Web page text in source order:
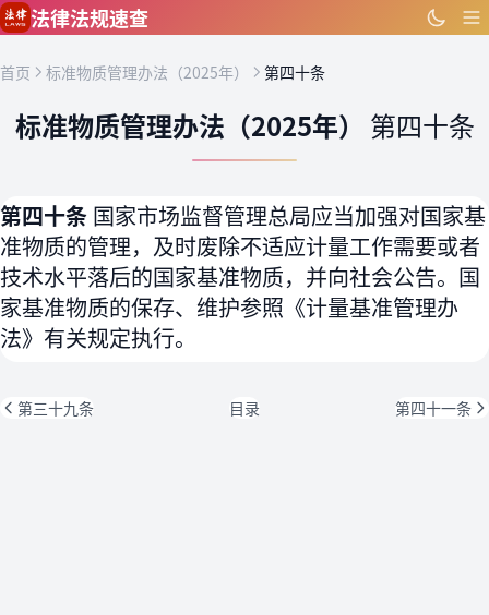
跳到主要内容
法律法规速查
首页 标准物质管理办法（2025年） 第四十条
标准物质管理办法（2025年） 第四十条
第四十条 国家市场监督管理总局应当加强对国家基
准物质的管理，及时废除不适应计量工作需要或者
技术水平落后的国家基准物质，并向社会公告。国
家基准物质的保存、维护参照《计量基准管理办
法》有关规定执行。
第三十九条 目录 第四十一条